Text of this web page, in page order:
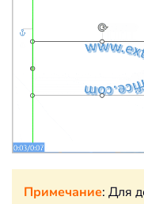
Примечание: Для